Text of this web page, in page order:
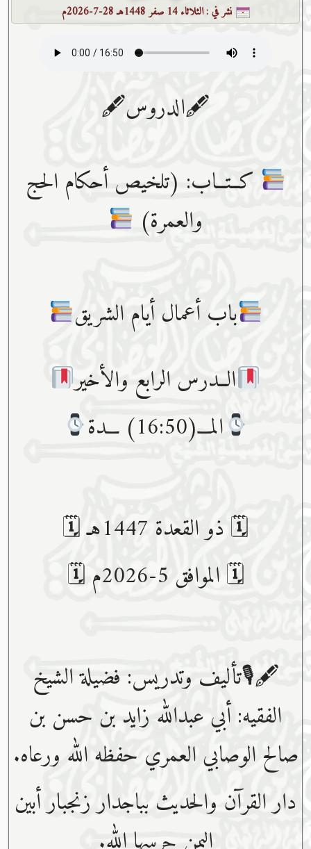
نشر في :الثلاثاء 14 صفر 1448هـ 28-7-2026م
🖋الدروس🖋
كــتــاب: (تلخيص أحكام الحج
والعمرة)
باب أعمال أيام الشريق
الــدرس الرابع والأخير
المـــ(16:50) ـــدة
🗓 ذو القعدة 1447هـ 🗓
🗓 الموافق 5-2026م 🗓
🖋🎙تأليف وتدريس: فضيلة الشيخ
الفقيه: أبي عبدﷲ زايد بن حسن بن
صالح الوصابي العمري حفظه ﷲ ورعاه.
دار القرآن والحديث بباجدار زنجبار أبين